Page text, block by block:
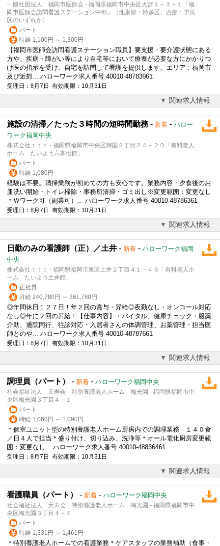
一般社団法人 福岡市医師会 - 福岡県福岡市中央区大宮１－３－１「福
岡市医師会訪問看護ステーション中部」（他東部：博多区、西部：早良
区のいずれか）
パート
時給 1,100円 ～ 1,300円
【福岡市医師会訪問看護ステーション職員】要支援・要介護状態にある
方や、疾病・障がい等により自宅等において療養が必要な方にかかりつ
け医の指示を受け、自宅を訪問して看護を提供します。エリア：福岡市
及び近郊... ハローワーク求人番号 40010-48783961
受理日：8月7日 有効期限：10月31日
関連求人情報
施設の清掃／たった３時間の短時間勤務 - 新着 - ハロー
ワーク福岡中央
株式会社ｔｔｔ - 福岡県福岡市中央区輝国２丁目２４－２０「有料老人
ホーム たいよう六本松館」
パート
時給 1,080円
経験は不要。清掃業務が初めての方も安心です。業務内容・夕食後のお
皿洗い開始・トイレ掃除・事務所清掃・ゴミ出し※変更範囲：変更なし
＊Ｗワーク可（副業可）... ハローワーク求人番号 40010-48786361
受理日：8月7日 有効期限：10月31日
関連求人情報
日勤のみの看護師（正）／土井 - 新着 - ハローワーク福岡
中央
株式会社ｔｔｔ - 福岡県福岡市東区土井２丁目４１－４５「有料老人ホ
ーム たいよう土井館」
正社員
月給 240,780円 ～ 261,780円
◎年間休日１２７日！年２回の賞与・昇給◎夜勤なし・オンコール対応
なし◎年に２回の昇給！【仕事内容】・バイタル、健康チェック・服薬
介助、通院同行、往診対応・入居者さんの体調管理、お薬管理・担当医
師とのや... ハローワーク求人番号 40010-48787661
受理日：8月7日 有効期限：10月31日
関連求人情報
調理員（パート） - 新着 - ハローワーク福岡中央
社会福祉法人 天寿会 特別養護老人ホーム 梅光園 - 福岡県福岡市中
央区梅光園３丁目４－１
パート
時給 1,060円 ～ 1,090円
＊個室ユニット型の特別養護老人ホーム厨房内での調理業務 １４０食
／日４人で担当＊盛り付け、切り込み、洗浄等＊オール電化厨房変更範
囲：変更なし... ハローワーク求人番号 40010-48836461
受理日：8月7日 有効期限：10月31日
関連求人情報
看護職員（パート） - 新着 - ハローワーク福岡中央
社会福祉法人 天寿会 特別養護老人ホーム 梅光園 - 福岡県福岡市中
央区梅光園３丁目４－１
パート
時給 1,331円 ～ 1,461円
＊特別養護老人ホームでの看護業務＊ケアスタッフの業務補助（食事・